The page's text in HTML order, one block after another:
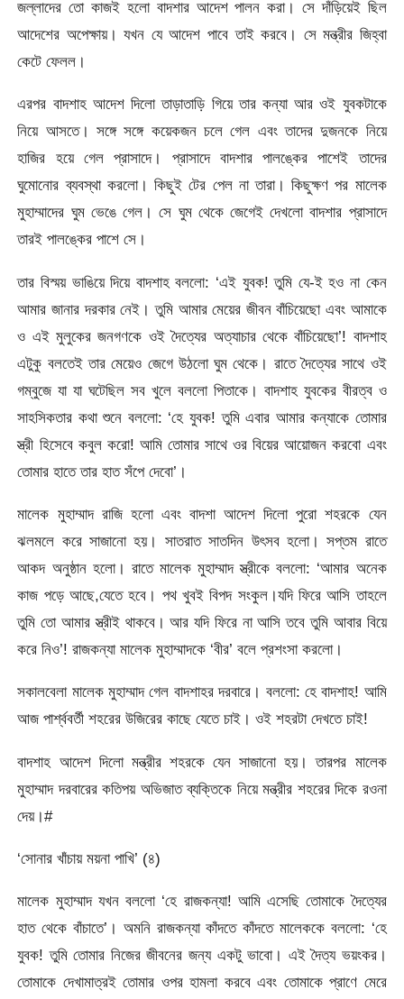
জল্লাদের তো কাজই হলো বাদশার আদেশ পালন করা। সে দাঁড়িয়েই ছিল
আদেশের অপেক্ষায়। যখন যে আদেশ পাবে তাই করবে। সে মন্ত্রীর জিহ্বা
কেটে ফেলল।
এরপর বাদশাহ আদেশ দিলো তাড়াতাড়ি গিয়ে তার কন্যা আর ওই যুবকটাকে
নিয়ে আসতে। সঙ্গে সঙ্গে কয়েকজন চলে গেল এবং তাদের দুজনকে নিয়ে
হাজির হয়ে গেল প্রাসাদে। প্রাসাদে বাদশার পালঙ্কের পাশেই তাদের
ঘুমোনোর ব্যবস্থা করলো। কিছুই টের পেল না তারা। কিছুক্ষণ পর মালেক
মুহাম্মাদের ঘুম ভেঙে গেল। সে ঘুম থেকে জেগেই দেখলো বাদশার প্রাসাদে
তারই পালঙ্কের পাশে সে।
তার বিস্ময় ভাঙিয়ে দিয়ে বাদশাহ বললো: ‘এই যুবক! তুমি যে-ই হও না কেন
আমার জানার দরকার নেই। তুমি আমার মেয়ের জীবন বাঁচিয়েছো এবং আমাকে
ও এই মুলুকের জনগণকে ওই দৈত্যের অত্যাচার থেকে বাঁচিয়েছো’! বাদশাহ
এটুকু বলতেই তার মেয়েও জেগে উঠলো ঘুম থেকে। রাতে দৈত্যের সাথে ওই
গম্বুজে যা যা ঘটেছিল সব খুলে বললো পিতাকে। বাদশাহ যুবকের বীরত্ব ও
সাহসিকতার কথা শুনে বললো: ‘হে যুবক! তুমি এবার আমার কন্যাকে তোমার
স্ত্রী হিসেবে কবুল করো! আমি তোমার সাথে ওর বিয়ের আয়োজন করবো এবং
তোমার হাতে তার হাত সঁপে দেবো’।
মালেক মুহাম্মাদ রাজি হলো এবং বাদশা আদেশ দিলো পুরো শহরকে যেন
ঝলমলে করে সাজানো হয়। সাতরাত সাতদিন উৎসব হলো। সপ্তম রাতে
আকদ অনুষ্ঠান হলো। রাতে মালেক মুহাম্মাদ স্ত্রীকে বললো: ‘আমার অনেক
কাজ পড়ে আছে,যেতে হবে। পথ খুবই বিপদ সংকুল।যদি ফিরে আসি তাহলে
তুমি তো আমার স্ত্রীই থাকবে। আর যদি ফিরে না আসি তবে তুমি আবার বিয়ে
করে নিও’! রাজকন্যা মালেক মুহাম্মাদকে ‘বীর’ বলে প্রশংসা করলো।
সকালবেলা মালেক মুহাম্মাদ গেল বাদশাহর দরবারে। বললো: হে বাদশাহ! আমি
আজ পার্শ্ববর্তী শহরের উজিরের কাছে যেতে চাই। ওই শহরটা দেখতে চাই!
বাদশাহ আদেশ দিলো মন্ত্রীর শহরকে যেন সাজানো হয়। তারপর মালেক
মুহাম্মাদ দরবারের কতিপয় অভিজাত ব্যক্তিকে নিয়ে মন্ত্রীর শহরের দিকে রওনা
দেয়।#
‘সোনার খাঁচায় ময়না পাখি’ (৪)
মালেক মুহাম্মাদ যখন বললো ‘হে রাজকন্যা! আমি এসেছি তোমাকে দৈত্যের
হাত থেকে বাঁচাতে’। অমনি রাজকন্যা কাঁদতে কাঁদতে মালেককে বললো: ‘হে
যুবক! তুমি তোমার নিজের জীবনের জন্য একটু ভাবো। এই দৈত্য ভয়ংকর।
তোমাকে দেখামাত্রই তোমার ওপর হামলা করবে এবং তোমাকে প্রাণে মেরে